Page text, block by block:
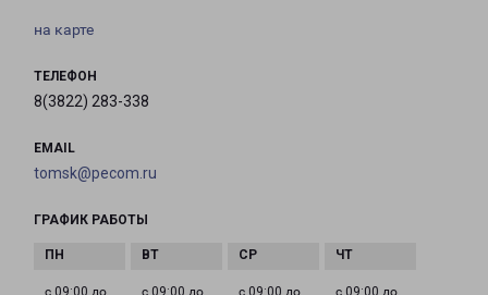
на карте
ТЕЛЕФОН
8(3822) 283-338
EMAIL
tomsk@pecom.ru
ГРАФИК РАБОТЫ